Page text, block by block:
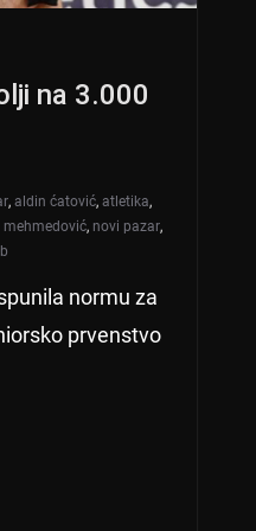
na 3.000
, aldin ćatović, atletika,
mehmedović, novi pazar,
normu za
prvenstvo